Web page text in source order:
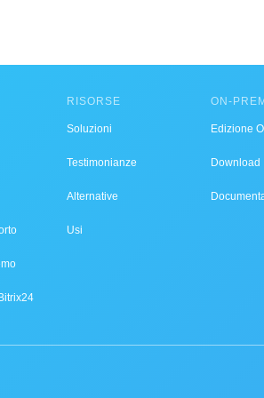
RISORSE
Soluzioni
Testimonianze
Alternative
Usi
ON-
Edizione
Download